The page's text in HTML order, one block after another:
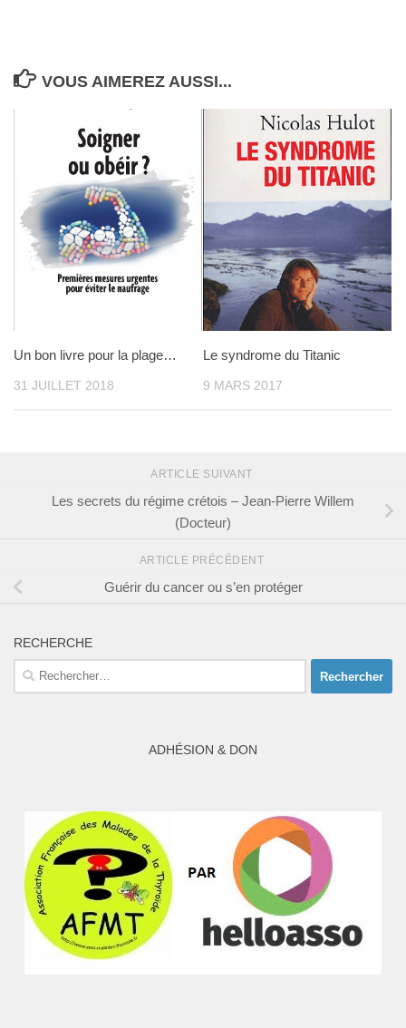
VOUS AIMEREZ AUSSI...
Un bon livre pour la plage…
31 JUILLET 2018
Le syndrome du Titanic
9 MARS 2017
ARTICLE SUIVANT
Les secrets du régime crétois – Jean-Pierre Willem
(Docteur)
ARTICLE PRÉCÉDENT
Guérir du cancer ou s’en protéger
RECHERCHE
Rechercher :
ADHÉSION & DON